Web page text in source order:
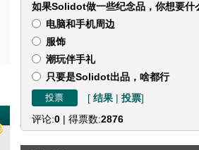
如果Solidot做一些纪念品，你想要什
电脑和手机周边
服饰
潮玩伴手礼
只要是Solidot出品，啥都行
[ 结果| 投票]
评论:0| 得票数:2876